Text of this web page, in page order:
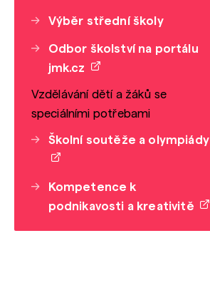
Výběr střední školy
Odbor školství na portálu
jmk.cz
Vzdělávání dětí a žáků se
speciálními potřebami
Školní soutěže a olympiády
Kompetence k
podnikavosti a kreativitě